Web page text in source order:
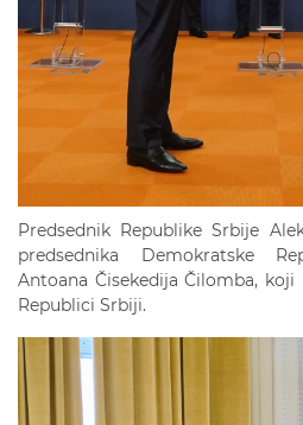
Predsednik Republike Srbije
predsednika Demokratske
Antoana Čisekedija Čilomba,
Republici Srbiji.